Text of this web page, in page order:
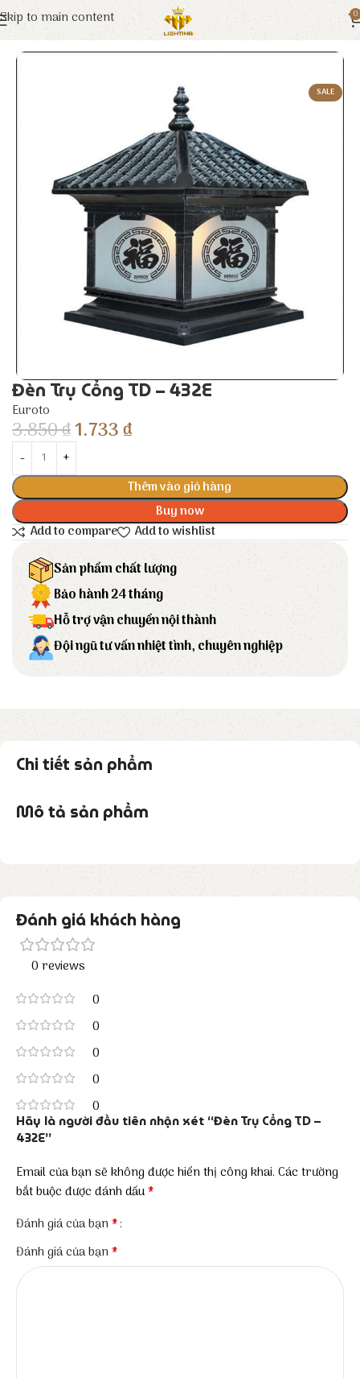
Skip to main content 0
Trang chủ Euroto Đèn Trang Trí
SALE
Đèn Trụ Cổng TD – 432E
Euroto
3.850₫1.733₫
Thêm vào giỏ hàng
Buy now
Add to compare
Add to wishlist
Sản phẩm chất lượng
Bảo hành 24 tháng
Hỗ trợ vận chuyển nội thành
Đội ngũ tư vấn nhiệt tình, chuyên nghiệp
Chi tiết sản phẩm
Mô tả sản phẩm
Đánh giá khách hàng
0 reviews
0
0
0
0
0
Hãy là người đầu tiên nhận xét “Đèn Trụ Cổng TD –
432E”
Email của bạn sẽ không được hiển thị công khai. Các trường
bắt buộc được đánh dấu*
Đánh giá của bạn*
Đánh giá của bạn*